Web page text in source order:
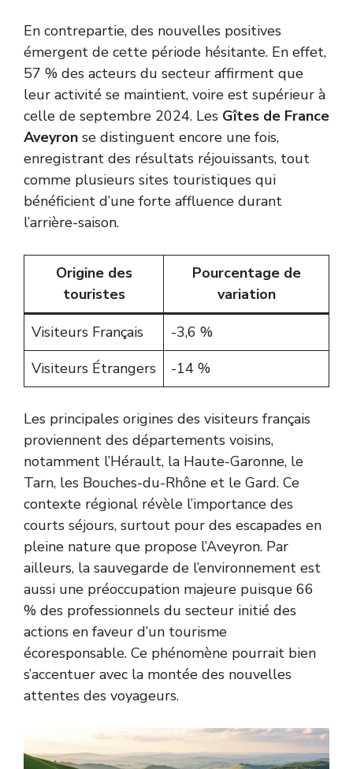
En contrepartie, des nouvelles positives
émergent de cette période hésitante. En effet,
57 % des acteurs du secteur affirment que
leur activité se maintient, voire est supérieur à
celle de septembre 2024. Les Gîtes de France
Aveyron se distinguent encore une fois,
enregistrant des résultats réjouissants, tout
comme plusieurs sites touristiques qui
bénéficient d’une forte affluence durant
l’arrière-saison.
Origine des
touristes
Pourcentage de
variation
Visiteurs Français
-3,6 %
Visiteurs Étrangers
-14 %
Les principales origines des visiteurs français
proviennent des départements voisins,
notamment l’Hérault, la Haute-Garonne, le
Tarn, les Bouches-du-Rhône et le Gard. Ce
contexte régional révèle l’importance des
courts séjours, surtout pour des escapades en
pleine nature que propose l’Aveyron. Par
ailleurs, la sauvegarde de l’environnement est
aussi une préoccupation majeure puisque 66
% des professionnels du secteur initié des
actions en faveur d’un tourisme
écoresponsable. Ce phénomène pourrait bien
s’accentuer avec la montée des nouvelles
attentes des voyageurs.